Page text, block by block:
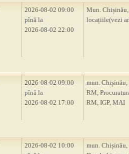
2026-08-02 09:00
pînă la
2026-08-02 22:00
Mun. Chișinău,
locațiile(vezi
2026-08-02 09:00
pînă la
2026-08-02 17:00
mun. Chișinău,
RM,
RM, IGP, MAI
2026-08-02 10:00
mun. Chișinău,